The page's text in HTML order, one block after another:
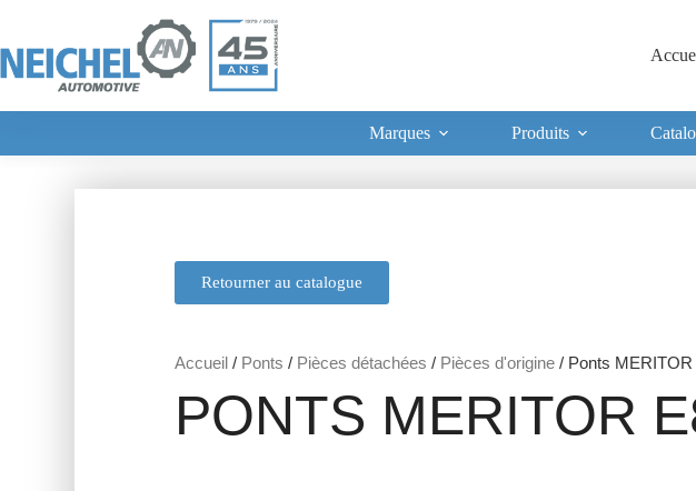
Marques Produits
Retourner au catalogue
Accueil / Ponts / Pièces détachées / Pièces d'origine / Ponts MERITOR
PONTS MERITOR